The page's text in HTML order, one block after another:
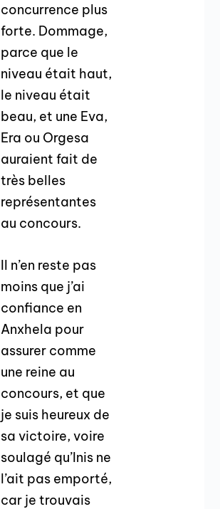
concurrence plus
forte. Dommage,
parce que le
niveau était haut,
le niveau était
beau, et une Eva,
Era ou Orgesa
auraient fait de
très belles
représentantes
au concours.
Il n’en reste pas
moins que j’ai
confiance en
Anxhela pour
assurer comme
une reine au
concours, et que
je suis heureux de
sa victoire, voire
soulagé qu’Inis ne
l’ait pas emporté,
car je trouvais